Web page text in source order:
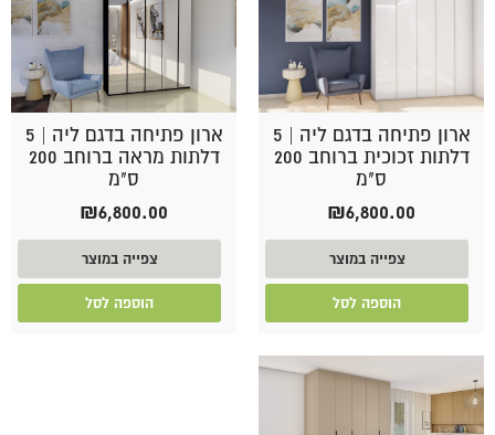
ארון פתיחה בדגם ליה | 5
דלתות זכוכית ברוחב 200
ס"מ
₪6,800.00
צפייה במוצר
הוספה לסל
ארון פתיחה בדגם ליה | 5
דלתות מראה ברוחב 200
ס"מ
₪6,800.00
צפייה במוצר
הוספה לסל